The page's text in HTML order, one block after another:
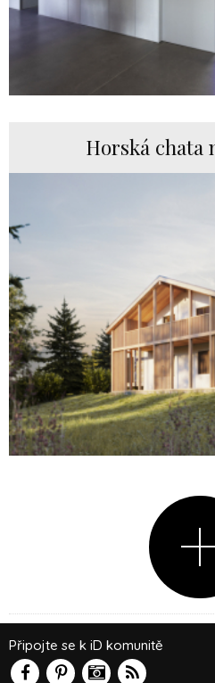
Horská chata
Připojte se k iD komunitě